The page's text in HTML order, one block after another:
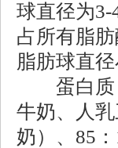
球直径为
占所有脂
脂肪球直
蛋白质：
牛奶、人
奶）、85